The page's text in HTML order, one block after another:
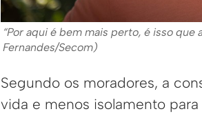
“Por aqui é bem mais perto, é isso
Fernandes/Secom)
Segundo os moradores, a
vida e menos isolamento